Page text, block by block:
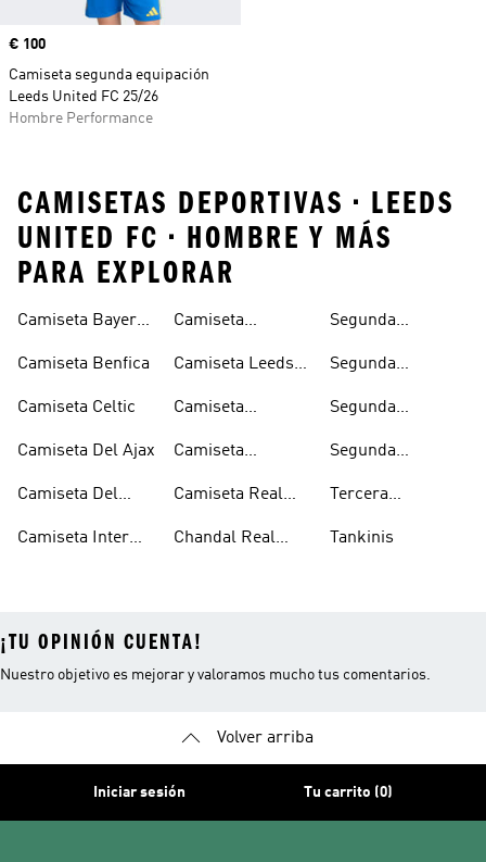
Precio
€ 100
Camiseta segunda equipación
Leeds United FC 25/26
Hombre Performance
CAMISETAS DEPORTIVAS • LEEDS
UNITED FC • HOMBRE Y MÁS
PARA EXPLORAR
Camiseta Bayern
Camiseta Benfica
Camiseta Celtic
Camiseta Del Ajax
Camiseta Del
Camiseta Inter
Camiseta
Camiseta Leeds
Camiseta
United
Camiseta
Lyon
Camiseta Real
Chandal Real
Segunda
Arsenal
Segunda
Juventus
Segunda
Manchester
United
Segunda
Madrid
Tercera
Madrid
Tankinis
¡TU OPINIÓN CUENTA!
Nuestro objetivo es mejorar y valoramos mucho tus comentarios.
Volver arriba
Iniciar sesión Tu carrito (0)